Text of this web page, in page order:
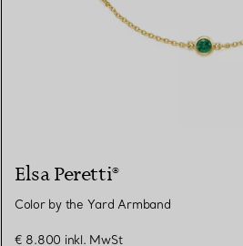
Elsa Peretti®
Color by the Yard Armband
€ 8.800 inkl. MwSt